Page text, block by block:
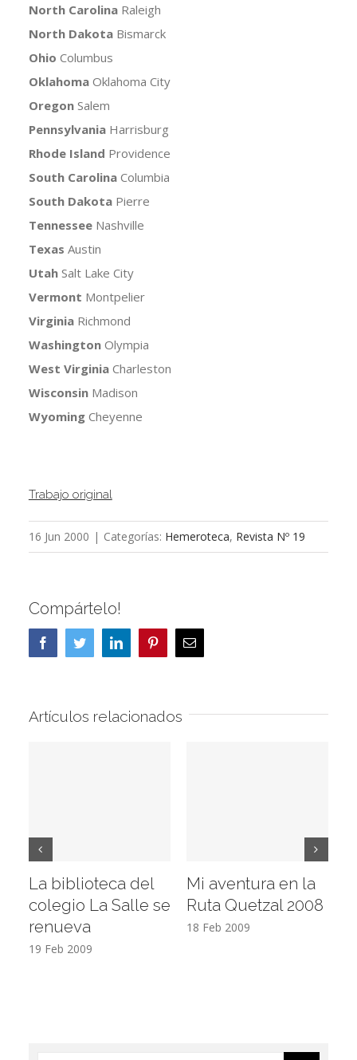
North CarolinaRaleigh
North Dakota Bismarck
Ohio Columbus
Oklahoma Oklahoma City
OregonSalem
Pennsylvania Harrisburg
Rhode Island Providence
South Carolina Columbia
South Dakota Pierre
Tennessee Nashville
Texas Austin
UtahSalt Lake City
Vermont Montpelier
VirginiaRichmond
Washington Olympia
West Virginia Charleston
WisconsinMadison
WyomingCheyenne
Trabajo original
16 Jun 2000 | Categorías: Hemeroteca, Revista Nº 19
Compártelo!
FacebookTwitterLinkedInPinterestCorreo
electrónico
Artículos relacionados
La biblioteca del
colegio La Salle se
renueva
19 Feb 2009
Mi aventura en la
Ruta Quetzal 2008
18 Feb 2009